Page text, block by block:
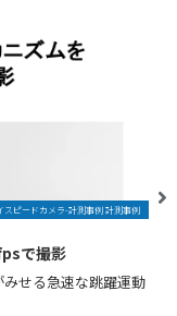
で撮影
せる急速な跳躍運動
スピードカメラ-計測事例 計測事例